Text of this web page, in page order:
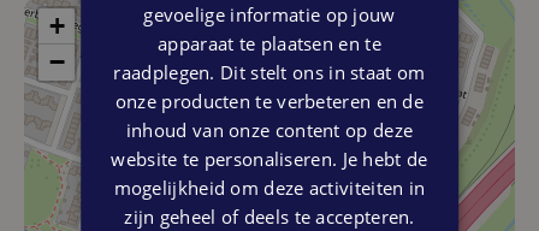
+
−
gevoelige informatie op jouw
apparaat te plaatsen en te
raadplegen. Dit stelt ons in staat om
onze producten te verbeteren en de
inhoud van onze content op deze
website te personaliseren. Je hebt de
mogelijkheid om deze activiteiten in
zijn geheel of deels te accepteren.